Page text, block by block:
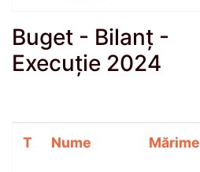
Buget - Bilanț -
Execuție 2024
T Nume Mărime